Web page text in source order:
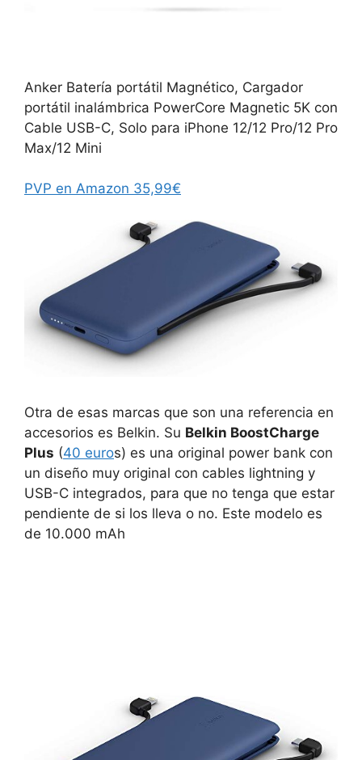
Anker Batería portátil Magnético, Cargador
portátil inalámbrica PowerCore Magnetic 5K con
Cable USB-C, Solo para iPhone 12/12 Pro/12 Pro
Max/12 Mini
PVP en Amazon 35,99€
Otra de esas marcas que son una referencia en
accesorios es Belkin. Su Belkin BoostCharge
Plus (40 euros) es una original power bank con
un diseño muy original con cables lightning y
USB-C integrados, para que no tenga que estar
pendiente de si los lleva o no. Este modelo es
de 10.000 mAh